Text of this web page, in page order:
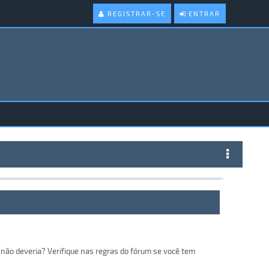
ENTRAR
REGISTRAR-SE
deveria? Verifique nas regras do fórum se você tem